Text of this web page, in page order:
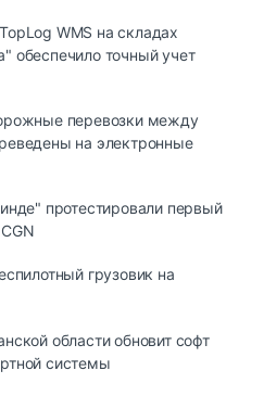
WMS на складах
обеспечило точный учет
перевозки между
на электронные
протестировали первый
грузовик на
области обновит софт
системы